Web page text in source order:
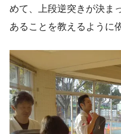
めて、上段逆突きが決ま
あることを教えるように